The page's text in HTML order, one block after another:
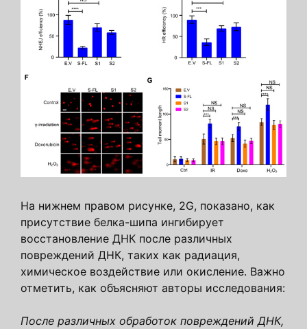
На нижнем правом рисунке, 2G, показано, как
присутствие белка-шипа ингибирует
восстановление ДНК после различных
повреждений ДНК, таких как радиация,
химическое воздействие или окисление. Важно
отметить, как объясняют авторы исследования:
После различных обработок повреждений ДНК,